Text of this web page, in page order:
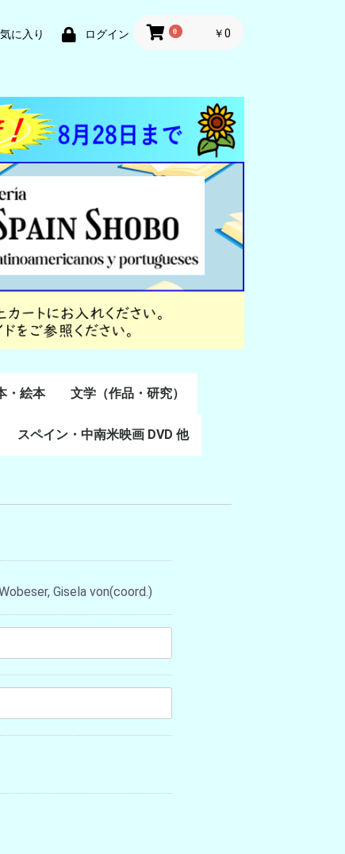
に入り ログイン 0 ￥0
・絵本 文学（作品・研究）
スペイン語文学
ポルトガル語文学
カタルーニャ文学
バスク文学
その他
スペイン・中南米映画 DVD 他
Gisela von(coord.)